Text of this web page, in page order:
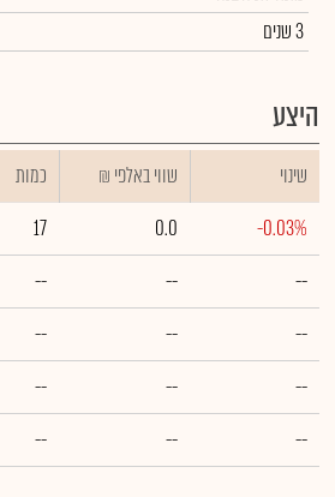
3 שנים
היצע
שינוי ₪ שווי באלפי כמות
-0.03%
0.0
17
--
--
--
--
--
--
--
--
--
--
--
--